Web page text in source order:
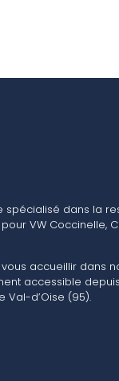
dans la
VW Coccinelle,
accueillir dans
accessible
Val-d’Oise (95).